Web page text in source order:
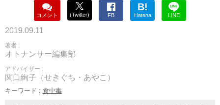
コメント (Twitter) FB
B!
Hatena LINE
2019.09.11
著者 :
オトナンサー編集部
アドバイザー :
関口絢子（せきぐち・あやこ）
キーワード : 食中毒